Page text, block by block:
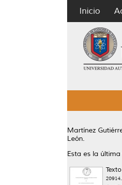
Inicio
Martínez
León.
Esta es la
Texto